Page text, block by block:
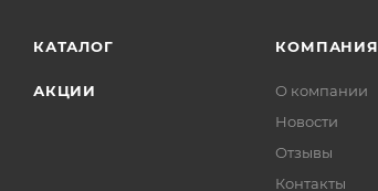
КАТАЛОГ
АКЦИИ
КОМПАНИЯ
О компании
Новости
Отзывы
Контакты